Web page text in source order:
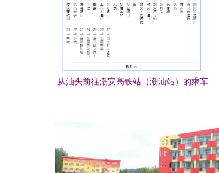
从汕头前往潮安高铁站（潮汕站）的乘车